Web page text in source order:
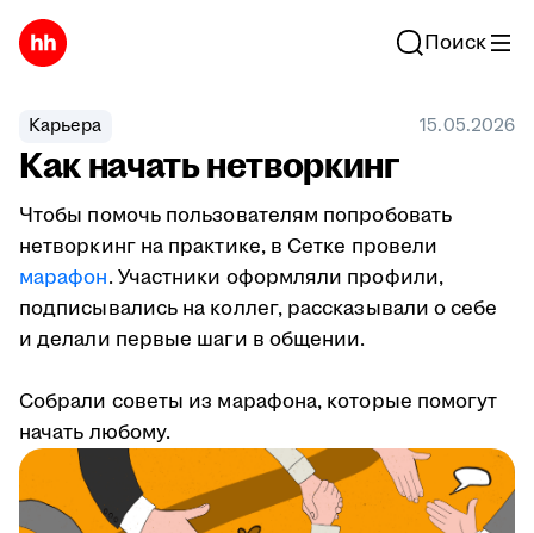
Поиск
Карьера 15.05.2026
Как начать нетворкинг
Чтобы помочь пользователям попробовать
нетворкинг на практике, в Сетке провели
марафон. Участники оформляли профили,
подписывались на коллег, рассказывали о себе
и делали первые шаги в общении.
Собрали советы из марафона, которые помогут
начать любому.